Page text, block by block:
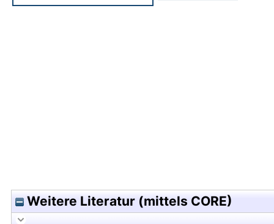
Weitere Literatur (mittels CORE)